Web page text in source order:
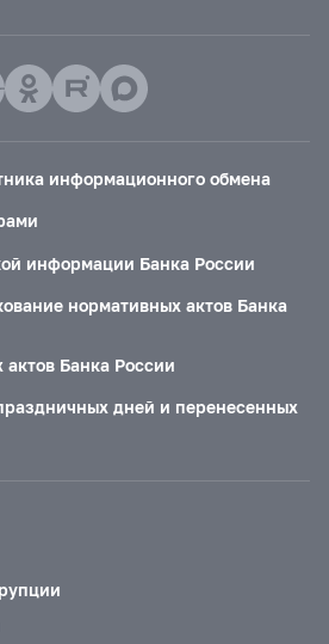
информационного обмена
информации Банка России
нормативных актов Банка
Банка России
дней и перенесенных